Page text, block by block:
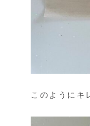
このようにキ